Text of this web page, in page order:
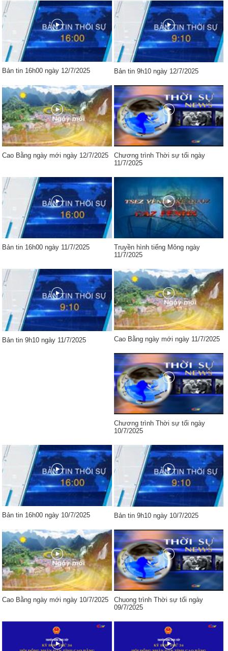
Bản tin 16h00 ngày 12/7/2025 Bản tin 9h10 ngày 12/7/2025
Cao Bằng ngày mới ngày 12/7/2025
Chương trình Thời sự tối ngày
11/7/2025
Bản tin 16h00 ngày 11/7/2025
Truyền hình tiếng Mông ngày
11/7/2025
Bản tin 9h10 ngày 11/7/2025 Cao Bằng ngày mới ngày 11/7/2025
Chương trình Thời sự tối ngày
10/7/2025
Bản tin 16h00 ngày 10/7/2025 Bản tin 9h10 ngày 10/7/2025
Cao Bằng ngày mới ngày 10/7/2025
Chuong trình Thời sự tối ngày
09/7/2025